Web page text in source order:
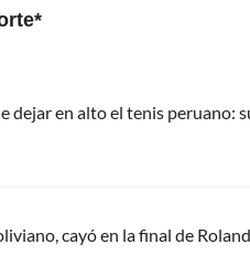
dejar en alto el tenis peruano:
cayó en la final de